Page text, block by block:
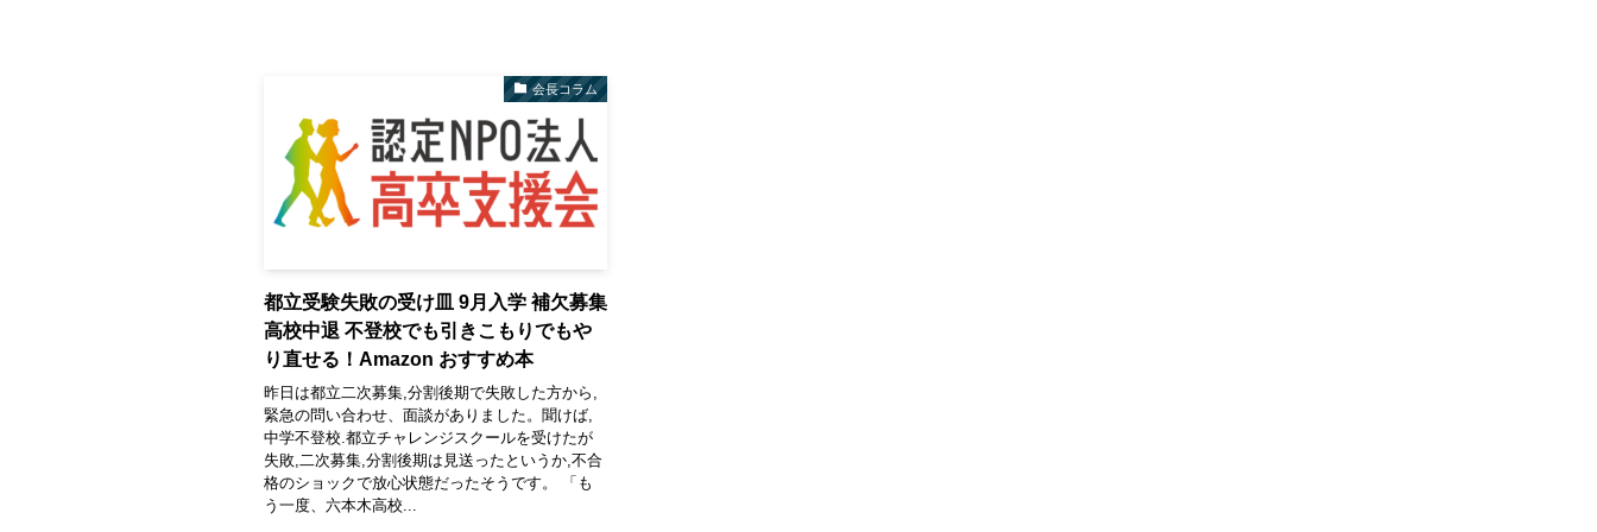
会長コラム
都立受験失敗の受け皿 9月入学 補欠募集
高校中退 不登校でも引きこもりでもや
り直せる！Amazon おすすめ本
昨日は都立二次募集,分割後期で失敗した方から,
緊急の問い合わせ、面談がありました。聞けば,
中学不登校.都立チャレンジスクールを受けたが
失敗,二次募集,分割後期は見送ったというか,不合
格のショックで放心状態だったそうです。 「も
う一度、六本木高校...